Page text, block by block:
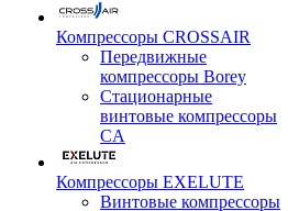
Компрессоры CROSSAIR
Передвижные
компрессоры Borey
Стационарные
винтовые компрессоры
CA
Компрессоры EXELUTE
Винтовые компрессоры